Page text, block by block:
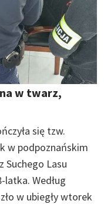
w twarz,
się tzw.
w podpoznańskim
Suchego Lasu
Według
w ubiegły wtorek